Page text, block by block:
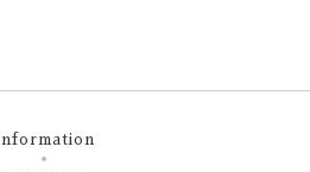
Information